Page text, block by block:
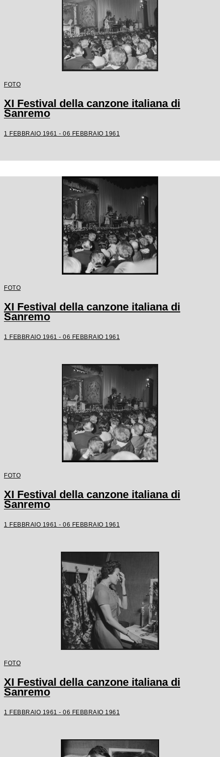
FOTO
XI Festival della canzone italiana di
Sanremo
1 FEBBRAIO 1961 - 06 FEBBRAIO 1961
FOTO
XI Festival della canzone italiana di
Sanremo
1 FEBBRAIO 1961 - 06 FEBBRAIO 1961
FOTO
XI Festival della canzone italiana di
Sanremo
1 FEBBRAIO 1961 - 06 FEBBRAIO 1961
FOTO
XI Festival della canzone italiana di
Sanremo
1 FEBBRAIO 1961 - 06 FEBBRAIO 1961